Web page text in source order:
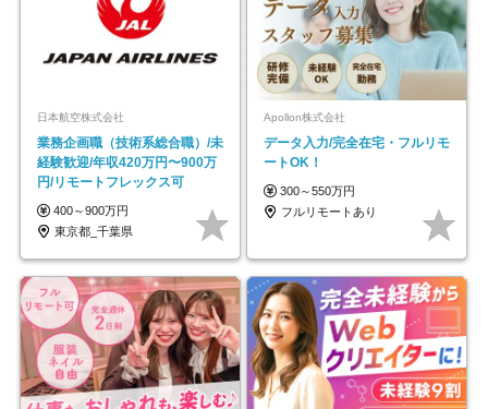
日本航空株式会社
業務企画職（技術系総合職）/未
経験歓迎/年収420万円〜900万
円/リモートフレックス可
400～900万円
東京都_千葉県
Apollon株式会社
データ入力/完全在宅・フルリモ
ートOK！
300～550万円
フルリモートあり